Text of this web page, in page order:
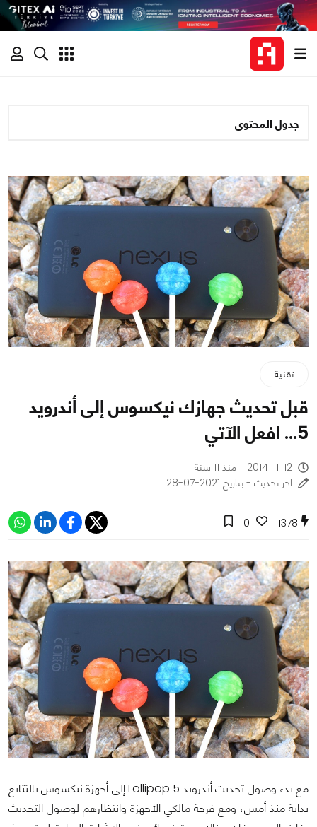
جدول المحتوى
تقنية
قبل تحديث جهازك نيكسوس إلى أندرويد
5... افعل الآتي
2014-11-12 - منذ 11 سنة
اخر تحديث - بتاريخ 2021-07-28
1378
0
مع بدء وصول تحديث أندرويد 5 Lollipop إلى أجهزة نيكسوس بالتتابع
بداية منذ أمس، ومع فرحة مالكي الأجهزة وانتظارهم لوصول التحديث